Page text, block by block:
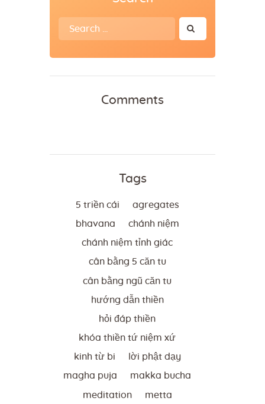
Search
for:
Comments
Tags
5 triền cái agregates
bhavana chánh niệm
chánh niệm tỉnh giác
cân bằng 5 căn tu
cân bằng ngũ căn tu
hướng dẫn thiền
hỏi đáp thiền
khóa thiền tứ niệm xứ
kinh từ bi lời phật dạy
magha puja makka bucha
meditation metta